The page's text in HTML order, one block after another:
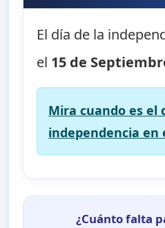
El día de la
el 15 de
Mira cuando es el
independencia en
¿Cuánto falta